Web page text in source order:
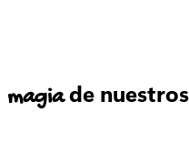
magiade